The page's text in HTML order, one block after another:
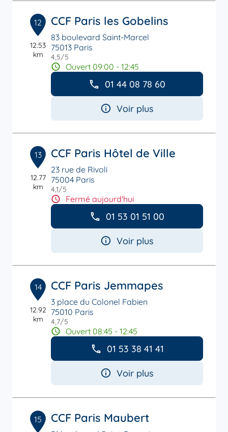
12
12.53
km
CCF Paris les Gobelins
83 boulevard Saint-Marcel
75013 Paris
4,5/5
Ouvert 09:00 - 12:45
01 44 08 78 60
Voir plus
13
12.77
km
CCF Paris Hôtel de Ville
23 rue de Rivoli
75004 Paris
4,1/5
Fermé aujourd'hui
01 53 01 51 00
Voir plus
14
12.92
km
CCF Paris Jemmapes
3 place du Colonel Fabien
75010 Paris
4,7/5
Ouvert 08:45 - 12:45
01 53 38 41 41
Voir plus
15 CCF Paris Maubert